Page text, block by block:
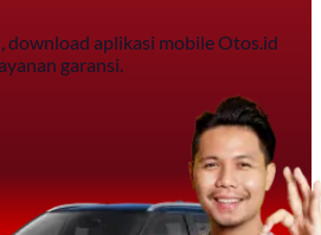
download aplikasi mobile Otos.id
garansi.